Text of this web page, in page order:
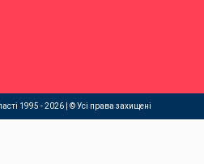
1995 - 2026 | © Усі права захищені